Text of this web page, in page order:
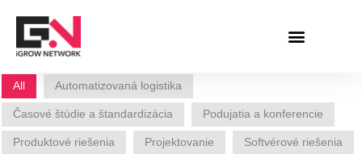
obsah
All Automatizovaná logistika
Časové štúdie a štandardizácia Podujatia a konferencie
Produktové riešenia Projektovanie Softvérové riešenia